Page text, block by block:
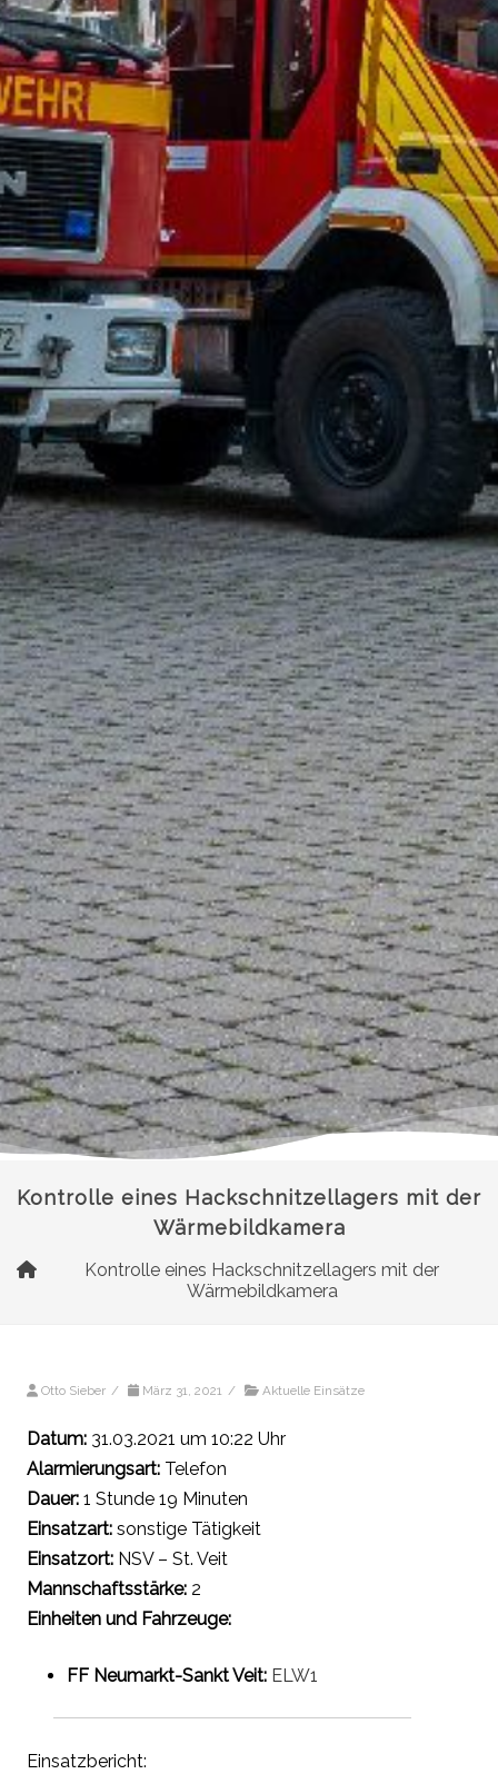
Kontrolle eines Hackschnitzellagers mit der
Wärmebildkamera
Kontrolle eines Hackschnitzellagers mit der
Wärmebildkamera
Otto Sieber / März 31, 2021 / Aktuelle Einsätze
Datum: 31.03.2021 um 10:22 Uhr
Alarmierungsart: Telefon
Dauer: 1 Stunde 19 Minuten
Einsatzart: sonstige Tätigkeit
Einsatzort: NSV – St. Veit
Mannschaftsstärke: 2
Einheiten und Fahrzeuge:
FF Neumarkt-Sankt Veit: ELW1
Einsatzbericht: